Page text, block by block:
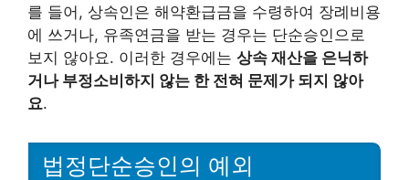
를 들어, 상속인은 해약환급금을 수령하여 장례비용
에 쓰거나, 유족연금을 받는 경우는 단순승인으로
보지 않아요. 이러한 경우에는 상속 재산을 은닉하
거나 부정소비하지 않는 한 전혀 문제가 되지 않아
요.
법정단순승인의 예외